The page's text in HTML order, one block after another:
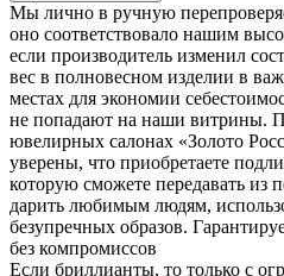
Мы лично в ручную
оно соответствовало нашим
если производитель изменил
вес в полновесном изделии в
местах для экономии
не попадают на наши витрины.
ювелирных салонах «Золото
уверены, что приобретаете
которую сможете передавать из
дарить любимым людям,
безупречных образов.
без компромиссов
Если бриллианты, то только с